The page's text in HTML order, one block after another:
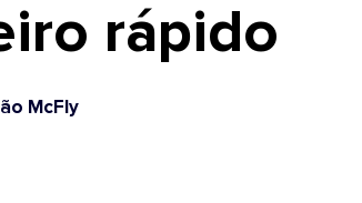
rápido
McFly